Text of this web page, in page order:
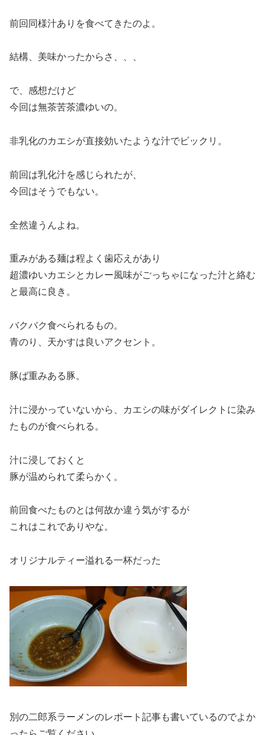
前回同様汁ありを食べてきたのよ。
結構、美味かったからさ、、、
で、感想だけど
今回は無茶苦茶濃ゆいの。
非乳化のカエシが直接効いたような汁でビックリ。
前回は乳化汁を感じられたが、
今回はそうでもない。
全然違うんよね。
重みがある麺は程よく歯応えがあり
超濃ゆいカエシとカレー風味がごっちゃになった汁と絡む
と最高に良き。
バクバク食べられるもの。
青のり、天かすは良いアクセント。
豚ば重みある豚。
汁に浸かっていないから、カエシの味がダイレクトに染み
たものが食べられる。
汁に浸しておくと
豚が温められて柔らかく。
前回食べたものとは何故か違う気がするが
これはこれでありやな。
オリジナルティー溢れる一杯だった
別の二郎系ラーメンのレポート記事も書いているのでよか